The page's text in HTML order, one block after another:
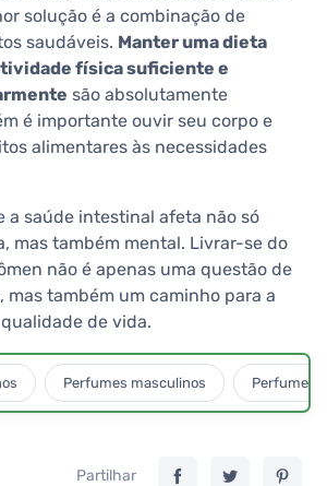
solução é a combinação de
saudáveis. Manter uma dieta
física suficiente e
são absolutamente
é importante ouvir seu corpo e
alimentares às necessidades
a saúde intestinal afeta não só
mas também mental. Livrar-se do
não é apenas uma questão de
também um caminho para a
de vida.
Perfumes masculinos Perfumes
Partilhar